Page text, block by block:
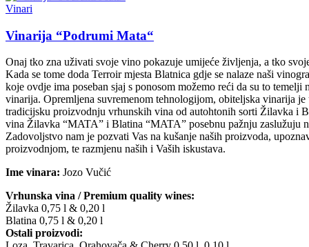
Vinari
Vinarija “Podrumi Mata“
Onaj tko zna uživati svoje vino pokazuje umijeće življenja, a tko
Kada se tome doda Terroir mjesta Blatnica gdje se nalaze naši
koje ovdje ima poseban sjaj s ponosom možemo reći da su to temelji
vinarija. Opremljena suvremenom tehnologijom, obiteljska vinarija je
tradicijsku proizvodnju vrhunskih vina od autohtonih sorti Žilavka i
vina Žilavka “MATA” i Blatina “MATA” posebnu pažnju zaslužuju
Zadovoljstvo nam je pozvati Vas na kušanje naših proizvoda,
proizvodnjom, te razmjenu naših i Vaših iskustava.
Ime vinara: Jozo Vučić
Vrhunska vina / Premium quality wines:
Žilavka 0,75 l & 0,20 l
Blatina 0,75 l & 0,20 l
Ostali proizvodi: